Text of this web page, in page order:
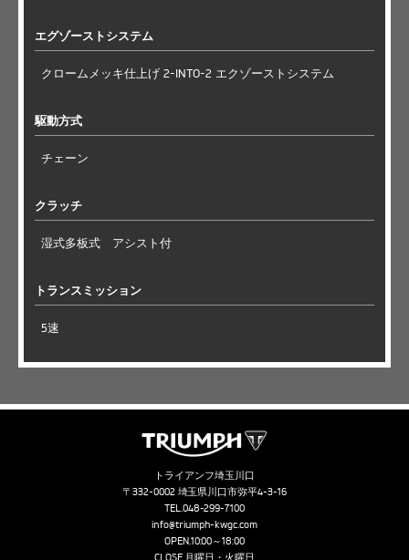
エグゾーストシステム
クロームメッキ仕上げ 2-INTO-2 エクゾーストシステム
駆動方式
チェーン
クラッチ
湿式多板式 アシスト付
トランスミッション
5速
トライアンフ埼玉川口
〒332-0002 埼玉県川口市弥平4-3-16
TEL.048-299-7100
info@triumph-kwgc.com
OPEN.10:00～18:00